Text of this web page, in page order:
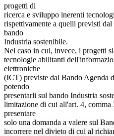
progetti di
ricerca e sviluppo inerenti
rispettivamente a quelli previsti
bando
Industria sostenibile.
Nel caso in cui, invece, i progetti
tecnologie abilitanti
elettroniche
(ICT) previste dal Bando Agenda
potendo
presentarli sul bando Industria
limitazione di cui all'art. 4,
presentare
solo una domanda a valere sul
incorrere nel divieto di cui al